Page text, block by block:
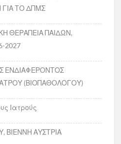
ΤΟ ΔΠΜΣ
ΘΕΡΑΠΕΙΑ ΠΑΙΔΩΝ,
2027
ΕΝΔΙΑΦΕΡΟΝΤΟΣ
(ΒΙΟΠΑΘΟΛΟΓΟΥ)
Ιατρούς
ΒΙΕΝΝΗ ΑΥΣΤΡΙΑ